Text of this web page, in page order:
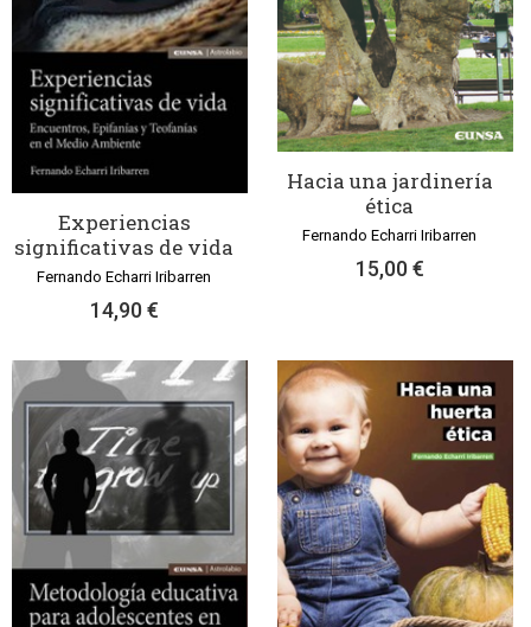
Experiencias
significativas de vida
Fernando Echarri Iribarren
14,90 €
Hacia una jardinería
ética
Fernando Echarri Iribarren
15,00 €